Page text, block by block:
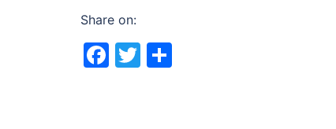
Share on:
Facebook
Twitter